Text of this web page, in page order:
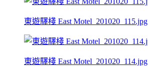
東遊驛棧 East Motel_201020_115.jpg
東遊驛棧 East Motel_201020_114.jpg